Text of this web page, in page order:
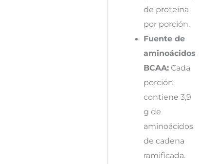
de proteína
por porción.
Fuente de
aminoácidos
BCAA:Cada
porción
contiene 3,9
g de
aminoácidos
de cadena
ramificada.